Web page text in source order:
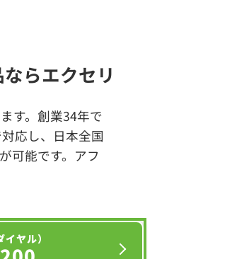
らエクセリ
す。創業34年で
応し、日本全国
可能です。アフ
ヤル）